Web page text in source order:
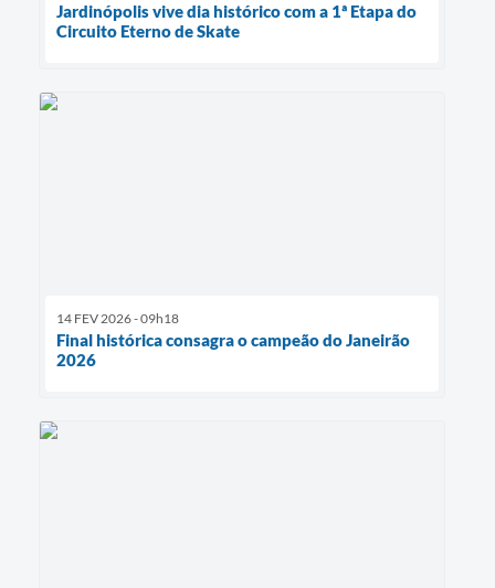
Jardinópolis vive dia histórico com a 1ª Etapa do
Circuito Eterno de Skate
14 FEV 2026 - 09h18
Final histórica consagra o campeão do Janeirão
2026